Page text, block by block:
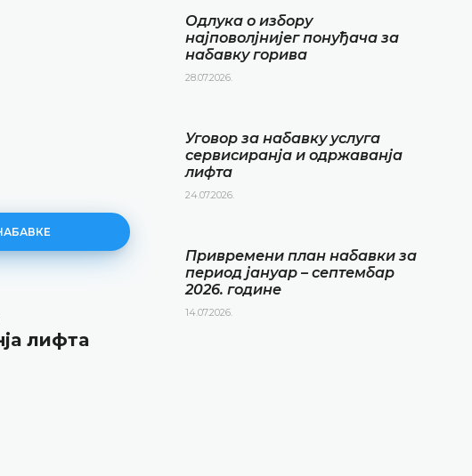
лифта
Привремени план набавки за
Одлука о избору
најповолјнијег понуђача за
набавку горива
28.07.2026.
Уговор за набавку услуга
сервисиранја и одржаванја
лифта
24.07.2026.
Привремени план набавки за
период јануар – септембар
2026. године
14.07.2026.